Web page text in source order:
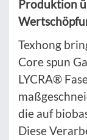
Produktion
Texhong
Core spun
LYCRA®
die auf
Diese